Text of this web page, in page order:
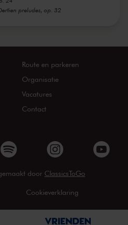
preludes, op. 32
Route en parkeren
Organisatie
Vacatures
Contact
door ClassicsToGo
Cookieverklaring